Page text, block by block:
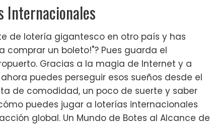
Internacionales
de lotería gigantesco en otro país y has
comprar un boleto!"? Pues guarda el
Gracias a la magia de Internet y a
puedes perseguir esos sueños desde el
de comodidad, un poco de suerte y saber
puedes jugar a loterías internacionales
global. Un Mundo de Botes al Alcance de